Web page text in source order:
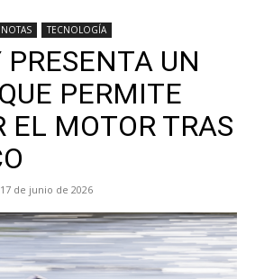
NOTAS TECNOLOGÍA
PRESENTA UN
PERMITE
EL MOTOR TRAS
17 de junio de 2026